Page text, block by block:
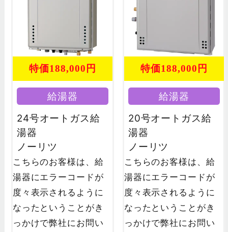
特価188,000円
給湯器
24号オートガス給
湯器
ノーリツ
こちらのお客様は、給
湯器にエラーコードが
度々表示されるように
なったということがき
っかけで弊社にお問い
特価188,000円
給湯器
20号オートガス給
湯器
ノーリツ
こちらのお客様は、給
湯器にエラーコードが
度々表示されるように
なったということがき
っかけで弊社にお問い